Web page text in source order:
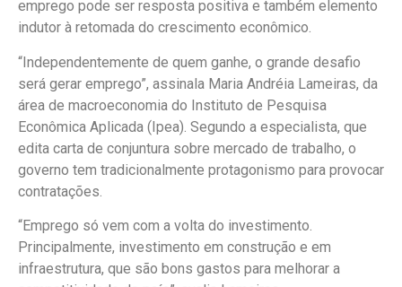
emprego pode ser resposta positiva e também elemento
indutor à retomada do crescimento econômico.
“Independentemente de quem ganhe, o grande desafio
será gerar emprego”, assinala Maria Andréia Lameiras, da
área de macroeconomia do Instituto de Pesquisa
Econômica Aplicada (Ipea). Segundo a especialista, que
edita carta de conjuntura sobre mercado de trabalho, o
governo tem tradicionalmente protagonismo para provocar
contratações.
“Emprego só vem com a volta do investimento.
Principalmente, investimento em construção e em
infraestrutura, que são bons gastos para melhorar a